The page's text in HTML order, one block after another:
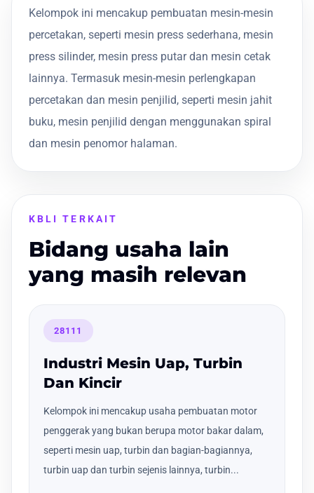
Kelompok ini mencakup pembuatan mesin-mesin
percetakan, seperti mesin press sederhana, mesin
press silinder, mesin press putar dan mesin cetak
lainnya. Termasuk mesin-mesin perlengkapan
percetakan dan mesin penjilid, seperti mesin jahit
buku, mesin penjilid dengan menggunakan spiral
dan mesin penomor halaman.
KBLI TERKAIT
Bidang usaha lain
yang masih relevan
28111
Industri Mesin Uap, Turbin
Dan Kincir
Kelompok ini mencakup usaha pembuatan motor
penggerak yang bukan berupa motor bakar dalam,
seperti mesin uap, turbin dan bagian-bagiannya,
turbin uap dan turbin sejenis lainnya, turbin...